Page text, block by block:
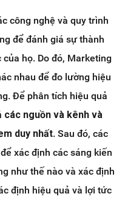
công nghệ và quy trình
để đánh giá sự thành
họ. Do đó, Marketing
nhau để đo lường hiệu
Để phân tích hiệu quả
các nguồn và kênh và
duy nhất. Sau đó, các
xác định các sáng kiến
như thế nào và xác định
định hiệu quả và lợi tức